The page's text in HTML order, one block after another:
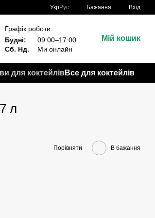
УкрРус Бажання Вхід
Графік роботи:
Будні:
09:00–17:00
Сб. Нд.
Ми онлайн
Мій кошик
для коктейлівВсе для коктейлів
л
Порівняти В бажання